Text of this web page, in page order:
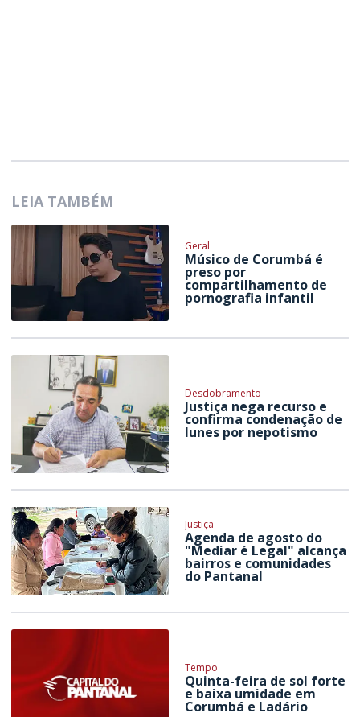
LEIA TAMBÉM
Geral
Músico de Corumbá é
preso por
compartilhamento de
pornografia infantil
Desdobramento
Justiça nega recurso e
confirma condenação de
Iunes por nepotismo
Justiça
Agenda de agosto do
"Mediar é Legal" alcança
bairros e comunidades
do Pantanal
Tempo
Quinta-feira de sol forte
e baixa umidade em
Corumbá e Ladário